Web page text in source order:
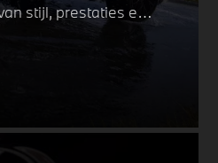
stijl, prestaties en
winterwielen zijn